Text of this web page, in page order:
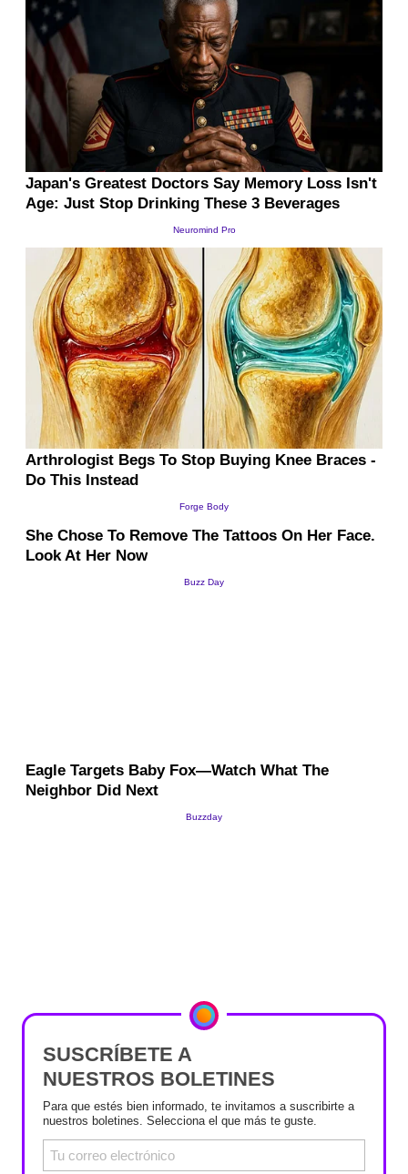
SUSCRÍBETE A
NUESTROS BOLETINES
Para que estés bien informado, te invitamos a suscribirte a
nuestros boletines. Selecciona el que más te guste.